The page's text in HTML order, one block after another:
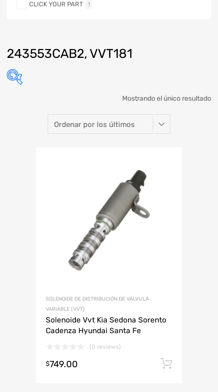
243553CAB2, VVT181
LAMBORGHINI
MAZDAMINI
PLYMOUTH
RENAULT
SMART
VOLKSWAGEN
Mostrando el único resultado
SOLENOIDE DE DISTRIBUCIÓN DE VÁLVULA
VARIABLE (VVT)
Solenoide Vvt Kia Sedona Sorento
Cadenza Hyundai Santa Fe
(0 reviews)
$749.00
CLICK YOUR PART 1